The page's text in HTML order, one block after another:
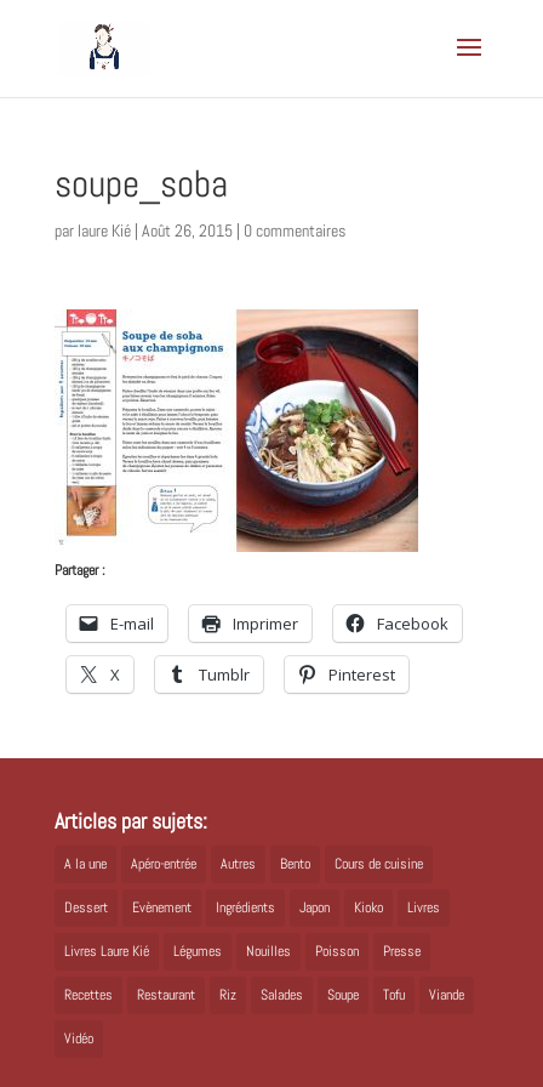
soupe_soba
par laure Kié| Août 26, 2015| 0 commentaires
Partager :
E-mail Imprimer Facebook
X Tumblr Pinterest
Articles par sujets:
A la une Apéro-entrée Autres Bento Cours de cuisine
Dessert Evènement Ingrédients Japon Kioko Livres
Livres Laure Kié Légumes Nouilles Poisson Presse
Recettes Restaurant Riz Salades Soupe Tofu Viande
Vidéo